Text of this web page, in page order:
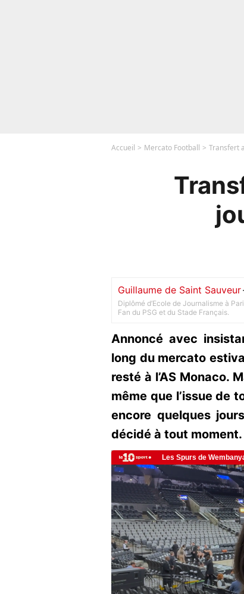
Accueil Mercato Football Transfert
Guillaume de Saint Sauveur
Diplômé d’Ecole de Journalisme à
Fan du PSG et du Stade Français.
Annoncé avec
long du mercato
resté à l’AS Monaco.
même que l’issue de
encore quelques
décidé à tout moment.